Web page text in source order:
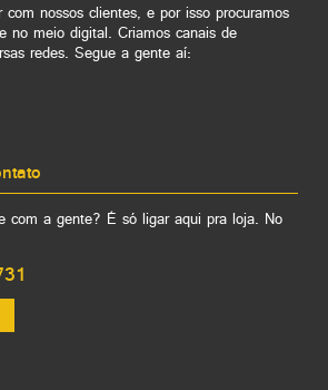
nossos clientes, e por isso procuramos
no meio digital. Criamos canais de
redes. Segue a gente aí:
com a gente? É só ligar aqui pra loja. No